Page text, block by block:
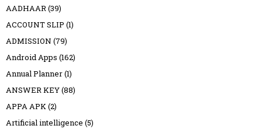
AADHAAR(39)
ACCOUNT SLIP (1)
ADMISSION (79)
Android Apps (162)
Annual Planner(1)
ANSWER KEY(88)
APPA APK(2)
Artificial intelligence (5)